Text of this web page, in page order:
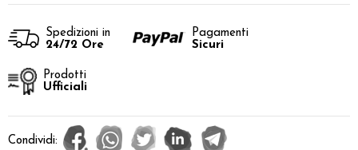
Spedizioni in
24/72 Ore
Pagamenti
Sicuri
Prodotti
Ufficiali
Condividi: